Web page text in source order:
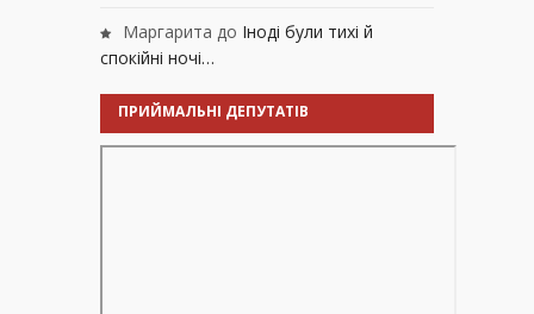
Маргарита до Іноді були тихі й
спокійні ночі…
ПРИЙМАЛЬНІ ДЕПУТАТІВ